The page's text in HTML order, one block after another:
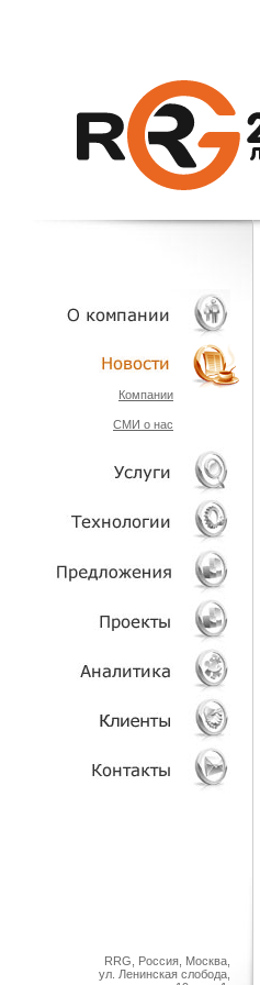
О КОМПАНИИ
НОВОСТИ
Компании
СМИ о нас
УСЛУГИ
ТЕХНОЛОГИИ
ОБЪЕКТЫ
ПРОЕКТЫ
АНАЛИТИКА
КЛИЕНТЫ
RRG, Россия, Москва,
ул. Ленинская слобода,